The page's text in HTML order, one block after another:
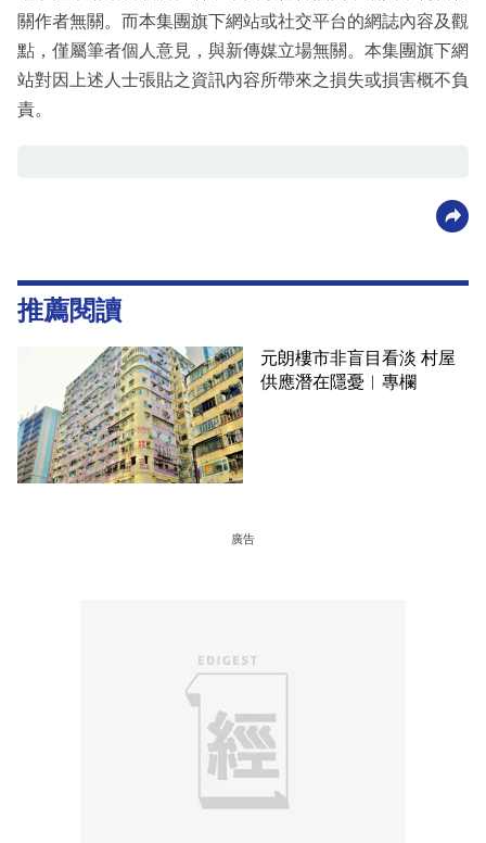
關作者無關。而本集團旗下網站或社交平台的網誌內容及觀
點，僅屬筆者個人意見，與新傳媒立場無關。本集團旗下網
站對因上述人士張貼之資訊內容所帶來之損失或損害概不負
責。
推薦閱讀
元朗樓市非盲目看淡 村屋
供應潛在隱憂︳專欄
廣告